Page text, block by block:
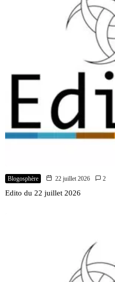
Blogosphère 22 juillet 2026 2
Edito du 22 juillet 2026